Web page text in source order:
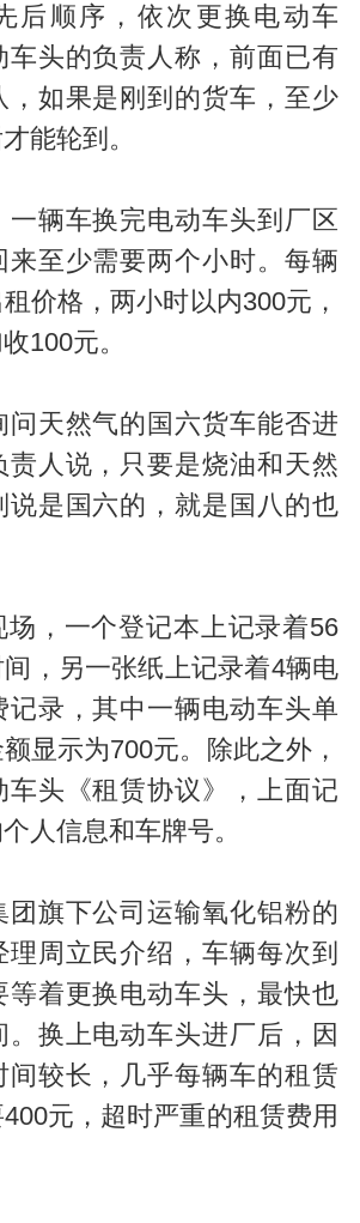
后顺序，依次更换电动车
车头的负责人称，前面已有
，如果是刚到的货车，至少
能轮到。
一辆车换完电动车头到厂区
来至少需要两个小时。每辆
价格，两小时以内300元，
100元。
问天然气的国六货车能否进
责人说，只要是烧油和天然
说是国六的，就是国八的也
场，一个登记本上记录着56
，另一张纸上记录着4辆电
记录，其中一辆电动车头单
显示为700元。除此之外，
车头《租赁协议》，上面记
人信息和车牌号。
团旗下公司运输氧化铝粉的
周立民介绍，车辆每次到
等着更换电动车头，最快也
换上电动车头进厂后，因
间较长，几乎每辆车的租赁
元，超时严重的租赁费用